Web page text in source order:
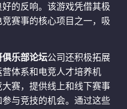
的反响。该游戏凭借其极
赛事的核心项目之一，吸
俱乐部论坛公司还积极拓展
体系和电竞人才培养机
赛，提供线上和线下赛事
与竞技的机会。通过这些